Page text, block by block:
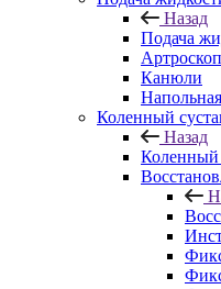
Назад
Подача
Канюли
Коленный
Назад
Коленный